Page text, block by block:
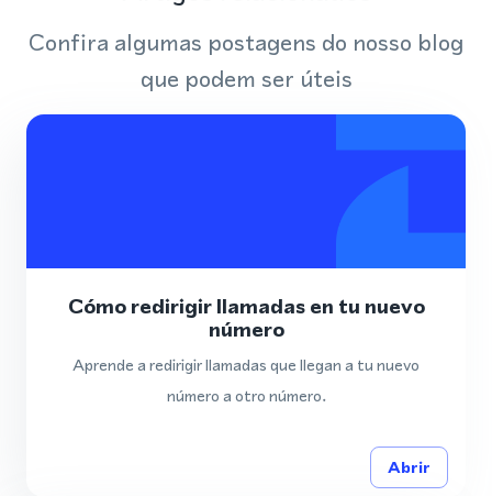
Confira algumas postagens do nosso blog
que podem ser úteis
Cómo redirigir llamadas en tu nuevo
número
Aprende a redirigir llamadas que llegan a tu nuevo
número a otro número.
Abrir